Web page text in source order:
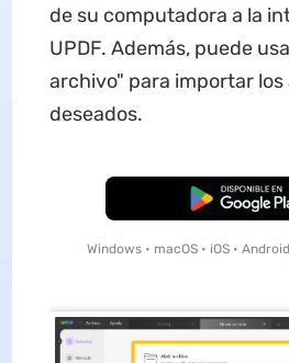
de su computadora a la
UPDF. Además, puede
archivo" para importar los
deseados.
Descarga
Windows • macOS • iOS • Android